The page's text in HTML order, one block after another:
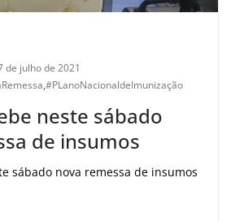
de julho de 2021
,#PLanoNacionaldeImunização
neste sábado
de insumos
sábado nova remessa de insumos